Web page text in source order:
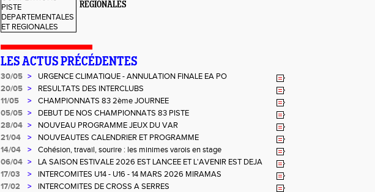
REGIONALES
LES ACTUS PRÉCÉDENTES
30/05 >
URGENCE CLIMATIQUE - ANNULATION FINALE EA PO
20/05 >
RESULTATS DES INTERCLUBS
11/05
>
CHAMPIONNATS 83 2ème JOURNEE
05/05 >
DEBUT DE NOS CHAMPIONNATS 83 PISTE
28/04 >
NOUVEAU PROGRAMME JEUX DU VAR
21/04
>
NOUVEAUTES CALENDRIER ET PROGRAMME
14/04
>
Cohésion, travail, sourire : les minimes varois en stage
06/04 >
LA SAISON ESTIVALE 2026 EST LANCEE ET L'AVENIR EST DEJA
LA.
17/03 >
INTERCOMITES U14 - U16 - 14 MARS 2026 MIRAMAS
17/02
> INTERCOMITES DE CROSS A SERRES